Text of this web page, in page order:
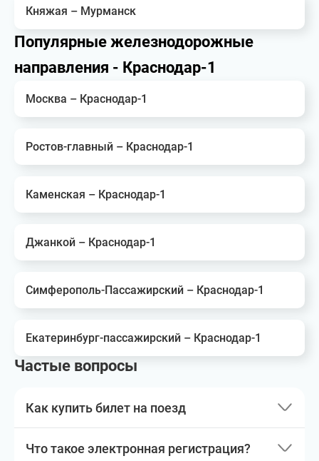
Княжая – Мурманск
Популярные железнодорожные
направления - Краснодар-1
Москва – Краснодар-1
Ростов-главный – Краснодар-1
Каменская – Краснодар-1
Джанкой – Краснодар-1
Симферополь-Пассажирский – Краснодар-1
Екатеринбург-пассажирский – Краснодар-1
Частые вопросы
Как купить билет на поезд
Что такое электронная регистрация?